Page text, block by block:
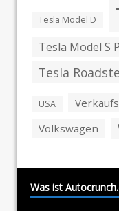
Tesla Model D
Tesla Model S
Tesla
USA
Volkswagen
Was ist